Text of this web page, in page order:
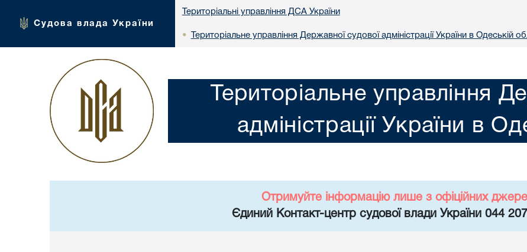
Судова влада України
Територіальні управління ДСА України
• Територіальне управління Державної судової адміністрації України в Одеській
Територіальне управління
адміністрації України в
Отримуйте інформацію лише з офіційних
Єдиний Контакт-центр судової влади України 044